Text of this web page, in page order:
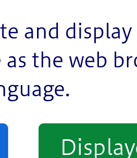
and
as the web
キスト版】
をいただきました。